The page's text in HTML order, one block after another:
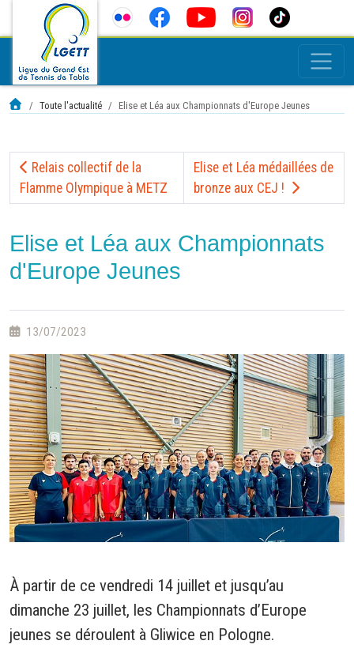
Toute l'actualité Elise et Léa aux Championnats d'Europe Jeunes
Relais collectif de la
Flamme Olympique à METZ
Elise et Léa médaillées de
bronze aux CEJ !
Elise et Léa aux Championnats
d'Europe Jeunes
13/07/2023
À partir de ce vendredi 14 juillet et jusqu’au
dimanche 23 juillet, les Championnats d’Europe
jeunes se déroulent à Gliwice en Pologne.